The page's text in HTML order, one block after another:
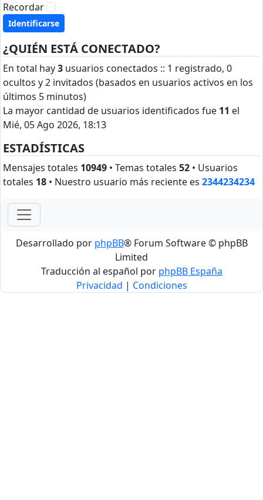
Recordar
¿QUIÉN ESTÁ CONECTADO?
En total hay3 usuarios conectados :: 1 registrado, 0
ocultos y 2 invitados (basados en usuarios activos en los
últimos 5 minutos)
La mayor cantidad de usuarios identificados fue 11 el
Mié, 05 Ago 2026, 18:13
ESTADÍSTICAS
Mensajes totales 10949 • Temas totales 52 • Usuarios
totales 18 • Nuestro usuario más reciente es 2344234234
Desarrollado por phpBB® Forum Software © phpBB
Limited
Traducción al español por phpBB España
Privacidad | Condiciones